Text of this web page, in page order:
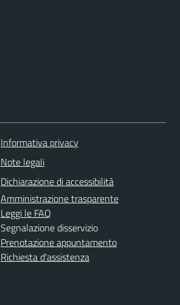
Informativa privacy
Note legali
Dichiarazione di accessibilità
Amministrazione trasparente
Leggi le FAQ
Segnalazione disservizio
Prenotazione appuntamento
Richiesta d'assistenza